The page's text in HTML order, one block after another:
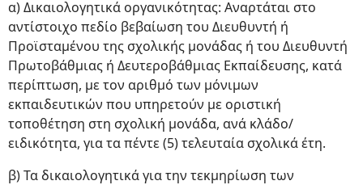
α) Δικαιολογητικά οργανικότητας: Αναρτάται στο
αντίστοιχο πεδίο βεβαίωση του Διευθυντή ή
Προϊσταμένου της σχολικής μονάδας ή του Διευθυντή
Πρωτοβάθμιας ή Δευτεροβάθμιας Εκπαίδευσης, κατά
περίπτωση, με τον αριθμό των μόνιμων
εκπαιδευτικών που υπηρετούν με οριστική
τοποθέτηση στη σχολική μονάδα, ανά κλάδο/
ειδικότητα, για τα πέντε (5) τελευταία σχολικά έτη.
β) Τα δικαιολογητικά για την τεκμηρίωση των